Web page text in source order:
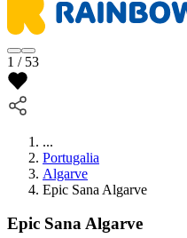
1 / 53
...
Portugalia
Algarve
Epic Sana Algarve
Epic Sana Algarve